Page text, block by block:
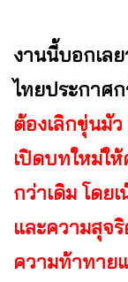
งานนี้บอกเลย
ไทยประกาศ
ต้องเลิกขุ่นมั
เปิดบทใหม่ใ
กว่าเดิม โดย
และความสุจ
ความท้าทาย